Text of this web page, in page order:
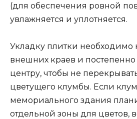
(для обеспечения ровной
увлажняется и уплотняется.
Укладку плитки необходимо
внешних краев и постепенно
центру, чтобы не
цветущего клумбы. Если
мемориального здания
отдельной зоны для цветов,